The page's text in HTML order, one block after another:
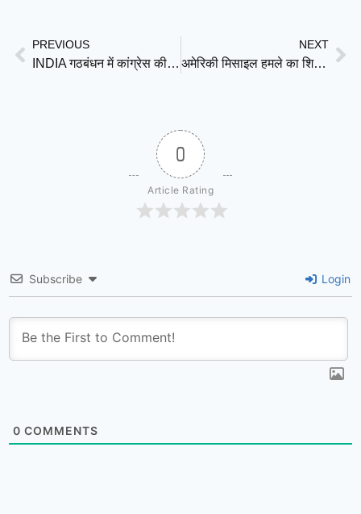
PREVIOUS
INDIA गठबंधन में कांग्रेस की बादशाहत स्वीकार, लेकिन शर्तों के साथ!
NEXT
अमेरिकी मिसाइल हमले का शिकार हुआ जहाज, 24 भारतीय नाविक सुरक्षित बचाए गए
0
Article Rating
Subscribe Login
0 COMMENTS